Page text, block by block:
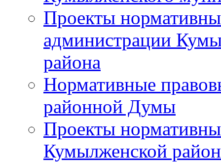
Проекты
администрации
района
Нормативные
районной Думы
Проекты
Кумылженской